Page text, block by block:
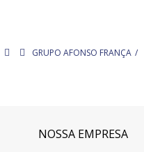
GRUPO AFONSO FRANÇA
NOSSA EMPRESA